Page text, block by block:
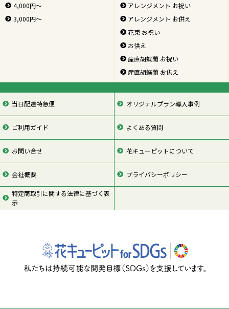
4,000円～
3,000円～
アレンジメント お祝い
アレンジメント お供え
花束 お祝い
お供え
産直胡蝶蘭 お祝い
産直胡蝶蘭 お供え
当日配達特急便 オリジナルプラン導入事例
ご利用ガイド よくある質問
お問い合せ 花キューピットについて
会社概要 プライバシーポリシー
特定商取引に関する法律に基づく表
示
ページの先頭